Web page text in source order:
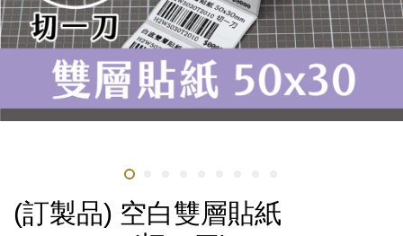
(訂製品) 空白雙層貼紙